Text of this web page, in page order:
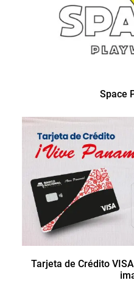
Space
Tarjeta de Crédito